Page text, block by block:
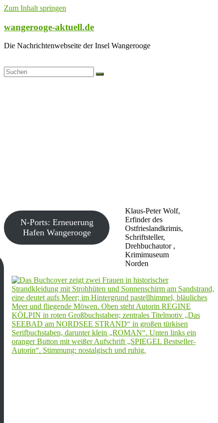
Zum Inhalt springen
wangerooge-aktuell.de
Die Nachrichtenwebseite der Insel Wangerooge
Klaus-Peter Wolf,
Erfinder des
Ostfrieslandkrimis,
Schriftsteller,
Drehbuchautor ,
Krimimuseum
Norden
N-Ports: Erneuerung
Hafen Wangerooge